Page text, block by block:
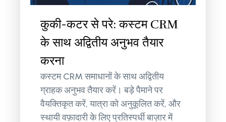
कुकी-कटर से परे: कस्टम CRM
के साथ अद्वितीय अनुभव तैयार
करना
कस्टम CRM समाधानों के साथ अद्वितीय
ग्राहक अनुभव तैयार करें। बड़े पैमाने पर
वैयक्तिकृत करें, यात्रा को अनुकूलित करें, और
स्थायी वफ़ादारी के लिए प्रतिस्पर्धी बाज़ार में